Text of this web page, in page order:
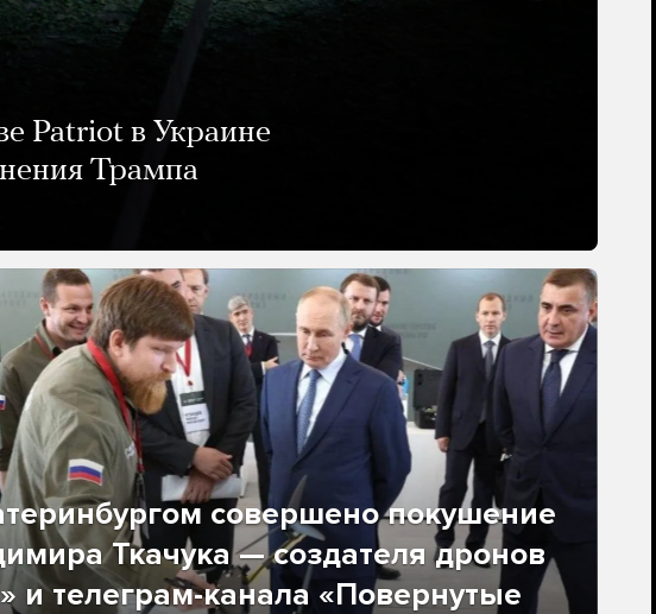
Patriot в Украине
Трампа
совершено покушение
Ткачука — создателя дронов
и телеграм-канала «Повернутые